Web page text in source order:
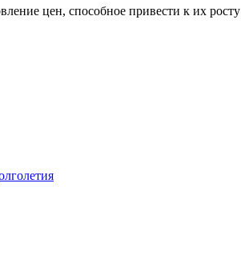
цен, способное привести к их